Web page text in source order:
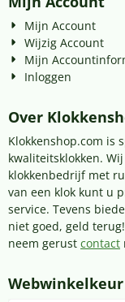
Mijn Account
Wijzig Account
Mijn
Inloggen
Over
Klokkenshop.com is
kwaliteitsklokken.
klokkenbedrijf met
van een klok kunt u
service. Tevens
niet goed, geld
neem gerust contact
Webwinkelkeur